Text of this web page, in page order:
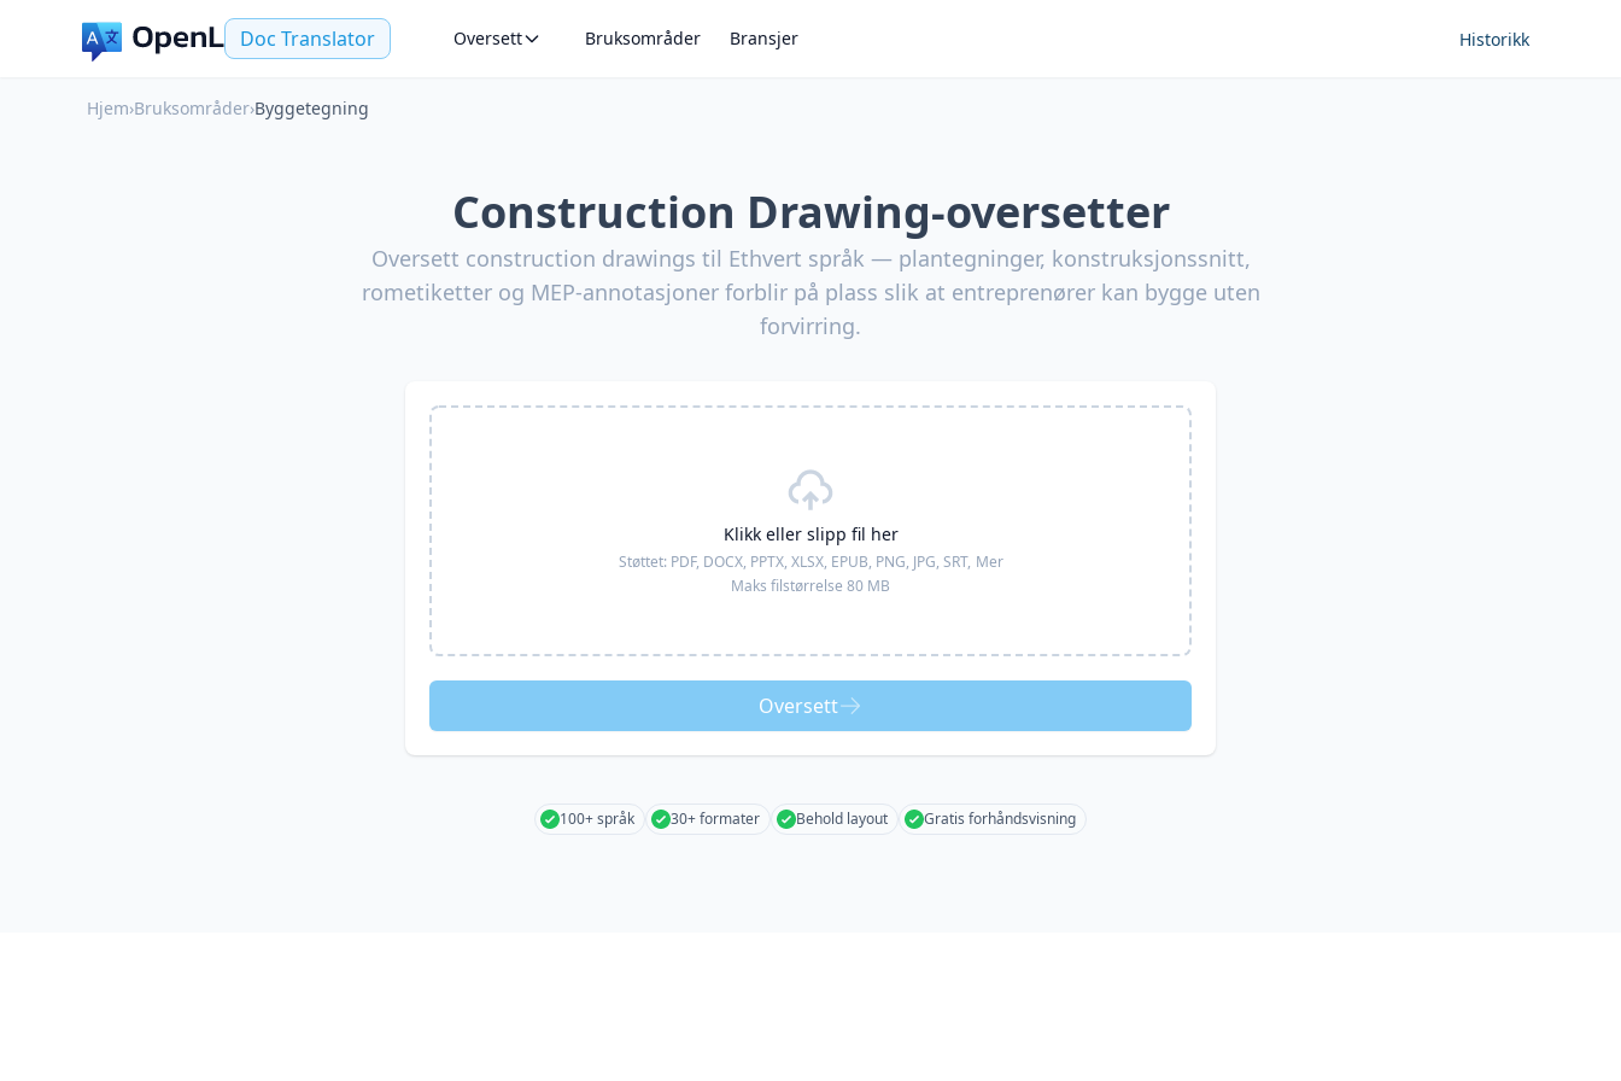
Doc Translator Oversett Bruksområder Bransjer Historikk
Hjem›Bruksområder›Byggetegning
Construction Drawing-oversetter
Oversett construction drawings til Ethvert språk — plantegninger, konstruksjonssnitt,
rometiketter og MEP-annotasjoner forblir på plass slik at entreprenører kan bygge uten
forvirring.
Klikk eller slipp fil her
Støttet: PDF, DOCX, PPTX, XLSX, EPUB, PNG, JPG, SRT, Mer
Maks filstørrelse 80 MB
Oversett
100+ språk 30+ formater Behold layout Gratis forhåndsvisning